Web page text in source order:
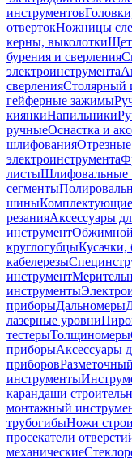
инструментов
отвертокНожницы
керны, выколотки
бурения и сверления
электроинструмента
сверленияСтолярный
гейферные зажимы
киянкиНапильники
ручныеОснастка и
шлифования
электроинструмента
листыШлифовальные
сегменты
шиныКомплектующие
резанияАксессуары
инструментОбжимной
круглогубцыКусачки,
кабелерезы
инструмент
инструменты
приборыДальномеры
лазерные уровни
тестерыТолщиномеры
приборыАксессуары
приборов
инструменты
карандаши
монтажный
трубогибыНожи
просекатели
механические